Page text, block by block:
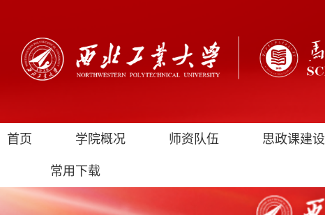
首页 学院概况 师资队伍 思政课建设
常用下载